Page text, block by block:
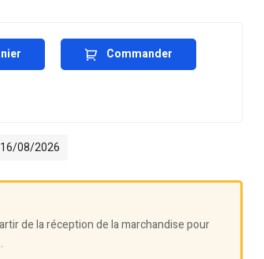
Commander
08/2026
de la réception de la marchandise pour